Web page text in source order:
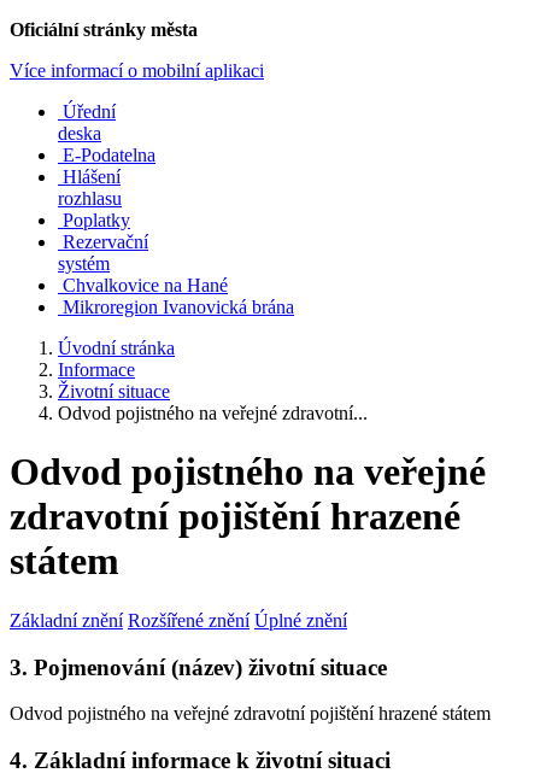
Oficiální stránky města
Více informací o mobilní aplikaci
Úřední
deska
E-Podatelna
Hlášení
rozhlasu
Poplatky
Rezervační
systém
Chvalkovice na Hané
Mikroregion Ivanovická brána
Úvodní stránka
Informace
Životní situace
Odvod pojistného na veřejné zdravotní...
Odvod pojistného na veřejné
zdravotní pojištění hrazené
státem
Základní znění Rozšířené znění Úplné znění
3. Pojmenování (název) životní situace
Odvod pojistného na veřejné zdravotní pojištění hrazené státem
4. Základní informace k životní situaci